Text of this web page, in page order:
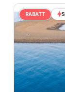
RABATT